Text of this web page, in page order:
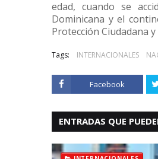
edad, cuando se
Dominicana y el
Protección Ciudadana
Tags: INTERNACIONALES
Facebook
ENTRADAS QUE